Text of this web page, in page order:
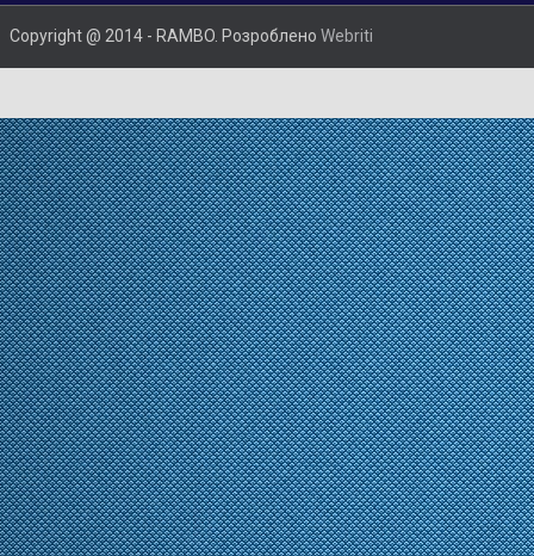
Copyright @ 2014 - RAMBO. Розроблено Webriti